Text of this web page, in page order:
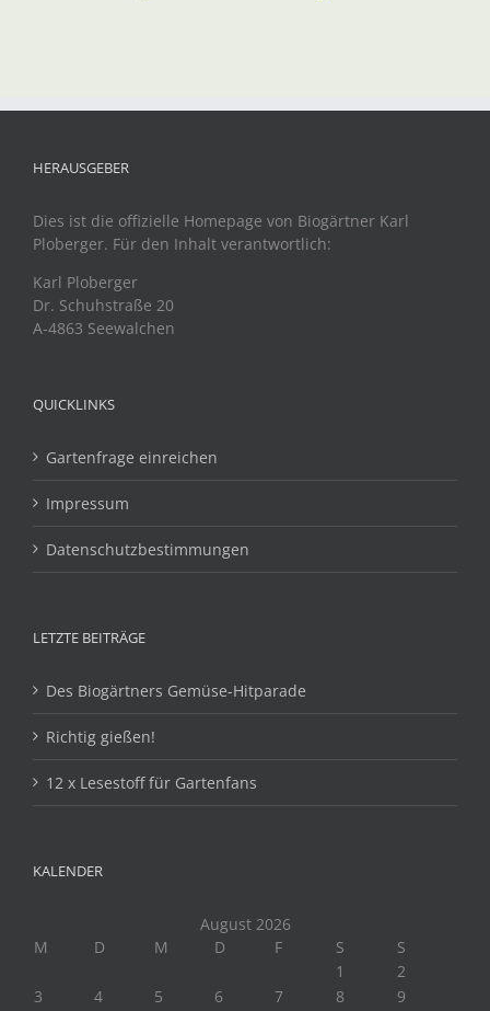
HERAUSGEBER
Dies ist die offizielle Homepage von Biogärtner Karl
Ploberger. Für den Inhalt verantwortlich:
Karl Ploberger
Dr. Schuhstraße 20
A-4863 Seewalchen
QUICKLINKS
Gartenfrage einreichen
Impressum
Datenschutzbestimmungen
LETZTE BEITRÄGE
Des Biogärtners Gemüse-Hitparade
Richtig gießen!
12 x Lesestoff für Gartenfans
KALENDER
August 2026
M
D M D F S
S
1
2
3
4 5 6 7 8
9